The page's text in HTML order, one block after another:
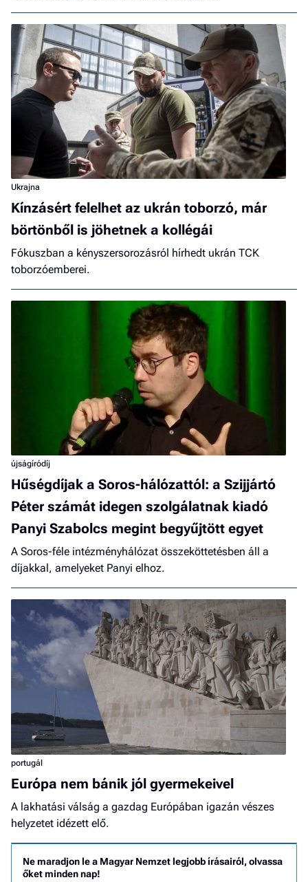
Ukrajna
Kínzásért felelhet az ukrán toborzó, már
börtönből is jöhetnek a kollégái
Fókuszban a kényszersorozásról hírhedt ukrán TCK
toborzóemberei.
újságíródíj
Hűségdíjak a Soros-hálózattól: a Szijjártó
Péter számát idegen szolgálatnak kiadó
Panyi Szabolcs megint begyűjtött egyet
A Soros-féle intézményhálózat összeköttetésben áll a
díjakkal, amelyeket Panyi elhoz.
portugál
Európa nem bánik jól gyermekeivel
A lakhatási válság a gazdag Európában igazán vészes
helyzetet idézett elő.
Ne maradjon le a Magyar Nemzet legjobb írásairól, olvassa
őket minden nap!